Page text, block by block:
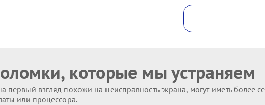
которые мы устраняем
первый взгляд похожи на неисправность экрана, могут иметь более
или процессора.